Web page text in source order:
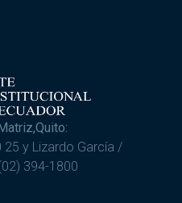
y Lizardo García /
394-1800